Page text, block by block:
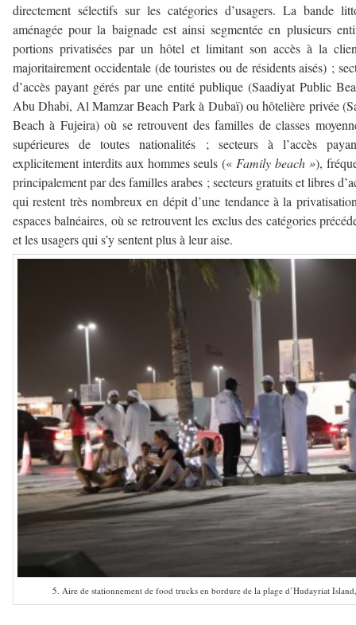
directement sélectifs sur les catégories d’usagers. La bande
aménagée pour la baignade est ainsi segmentée en plusieurs
portions privatisées par un hôtel et limitant son accès à la
majoritairement occidentale (de touristes ou de résidents aisés) ;
d’accès payant gérés par une entité publique (Saadiyat Public
Abu Dhabi, Al Mamzar Beach Park à Dubaï) ou hôtelière privée
Beach à Fujeira) où se retrouvent des familles de classes
supérieures de toutes nationalités ; secteurs à l’accès
explicitement interdits aux hommes seuls (« Family beach »),
principalement par des familles arabes ; secteurs gratuits et libres
qui restent très nombreux en dépit d’une tendance à la
espaces balnéaires, où se retrouvent les exclus des catégories
et les usagers qui s’y sentent plus à leur aise.
5. Aire de stationnement de food trucks en bordure de la plage d’Hudayriat